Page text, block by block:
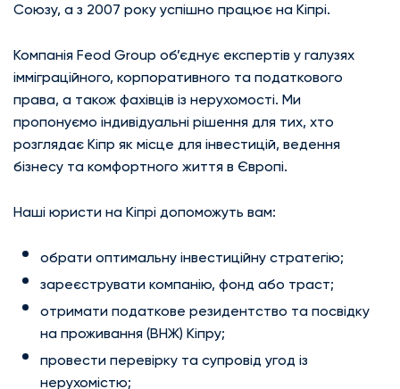
Союзу, а з 2007 року успішно працює на Кіпрі.
Компанія Feod Group об’єднує експертів у галузях
імміграційного, корпоративного та податкового
права, а також фахівців із нерухомості. Ми
пропонуємо індивідуальні рішення для тих, хто
розглядає Кіпр як місце для інвестицій, ведення
бізнесу та комфортного життя в Європі.
Наші юристи на Кіпрі допоможуть вам:
обрати оптимальну інвестиційну стратегію;
зареєструвати компанію, фонд або траст;
отримати податкове резидентство та посвідку
на проживання (ВНЖ) Кіпру;
провести перевірку та супровід угод із
нерухомістю;